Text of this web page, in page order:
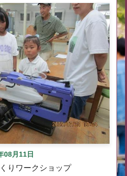
08月11日
りワークショップ